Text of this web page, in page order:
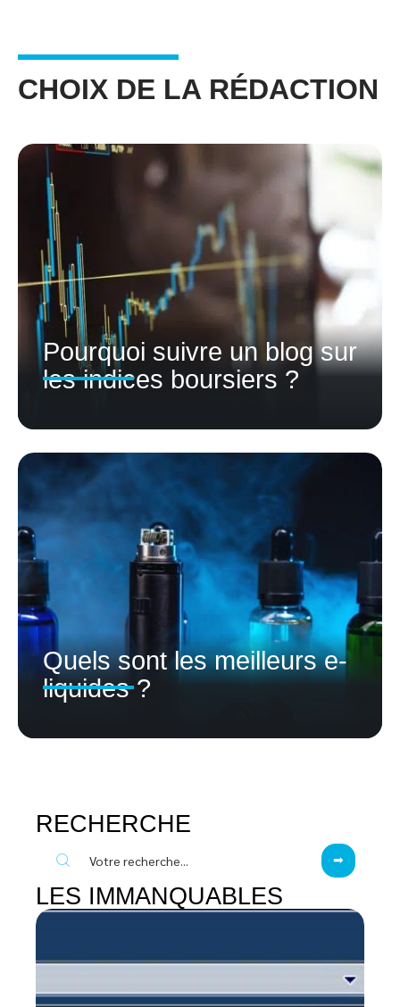
CHOIX DE LA RÉDACTION
Pourquoi suivre un blog sur
les indices boursiers ?
Quels sont les meilleurs e-
liquides ?
RECHERCHE
LES IMMANQUABLES